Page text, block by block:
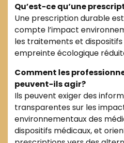
Qu’est-ce qu’une
Une prescription durable
compte l’impact
les traitements et
empreinte écologique
Comment les
peuvent-ils agir?
Ils peuvent exiger des
transparentes sur les
environnementaux des
dispositifs médicaux, et